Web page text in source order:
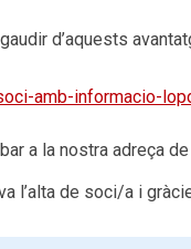
d’aquests
amb-informacio-
a la nostra adreça
l’alta de soci/a i